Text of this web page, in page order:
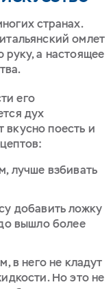
странах.
омлет
руку, а настоящее
его
дух
поесть и
лучше взбивать
добавить ложку
вышло более
в него не кладут
Но это не